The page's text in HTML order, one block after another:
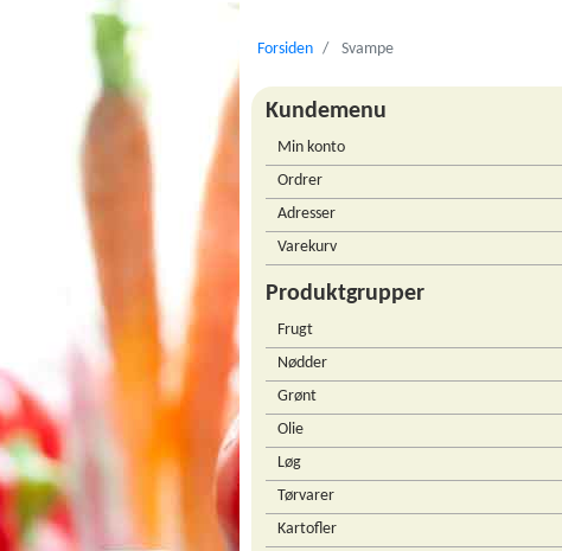
Forsiden Svampe
Kundemenu
Min konto
Ordrer
Adresser
Varekurv
Produktgrupper
Frugt
Nødder
Grønt
Olie
Løg
Tørvarer
Kartofler